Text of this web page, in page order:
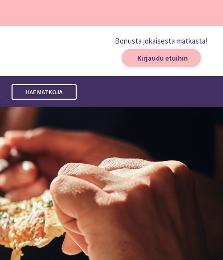
Bonusta jokaisesta matkasta!
Kirjaudu etuihin
HAE MATKOJA